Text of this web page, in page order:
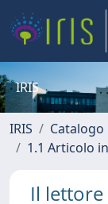
IRIS
IRIS Catalogo
1.1 Articolo
Il